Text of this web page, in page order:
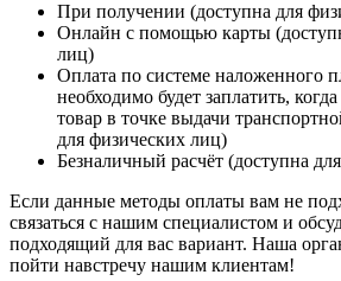
При получении (доступна для
Онлайн с помощью карты
лиц)
Оплата по системе наложенного
необходимо будет заплатить,
товар в точке выдачи
для физических лиц)
Безналичный расчёт (доступна
Если данные методы оплаты вам не
связаться с нашим специалистом и
подходящий для вас вариант. Наша
пойти навстречу нашим клиентам!